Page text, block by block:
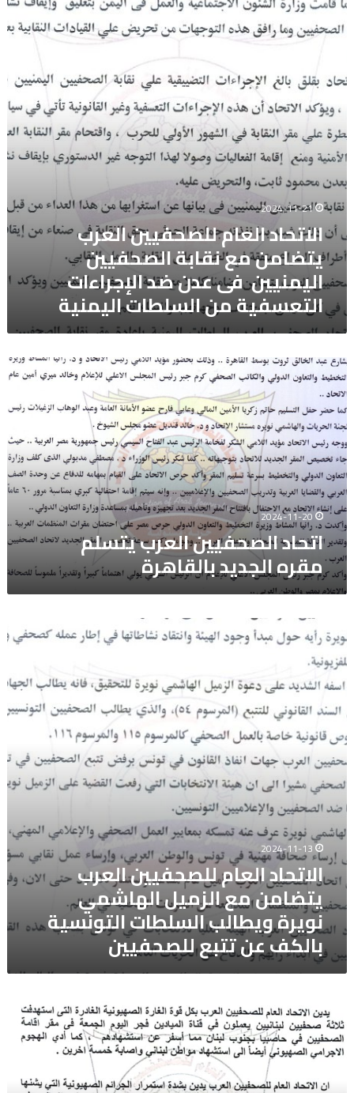
سانا
العرب
نقابة
الصحفيين
اليمنيين
فى
عدن
ضد
الإجراءات
التعسفية
من
السلطات
اليمنية
2024-11-21
الاتحاد العام للصحفيين العرب
يتضامن مع نقابة الصحفيين
اليمنيين فى عدن ضد الإجراءات
التعسفية من السلطات اليمنية
اتحاد
الصحفيين
العرب
يتسلم
مقره
الجديد
بالقاهرة
2024-11-20
اتحاد الصحفيين العرب يتسلم
مقره الجديد بالقاهرة
العام
للصحفيين
العرب
يتضامن
مع
الهاشمي
نويرة
ويطالب
السلطات
التونسية
بالكف
عن
تتبع
للصحفيين
2024-11-13
الاتحاد العام للصحفيين العرب
يتضامن مع الزميل الهاشمي
نويرة ويطالب السلطات التونسية
بالكف عن تتبع للصحفيين
العام
للصحفيين
العرب